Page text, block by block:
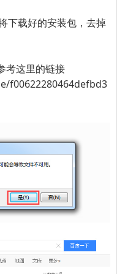
下载好的安装包，去掉
考这里的链接
f00622280464defbd3